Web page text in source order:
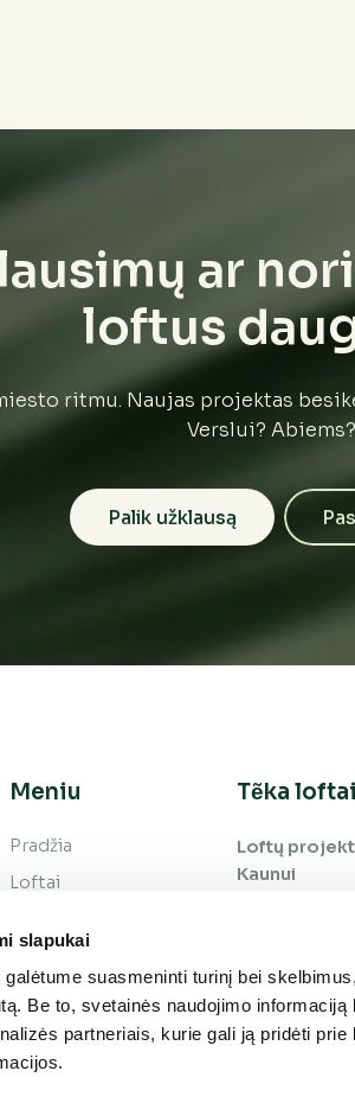
slapukai
suasmeninti turinį bei
Be to, svetainės naudojimo informaciją
partneriais, kurie gali ją pridėti
ar
loftus
ritmu. Naujas projektas
Verslui? Abiems?
Palik užklausą
Meniu
Pradžia
Loftai
Galerija
Apie projektą
Kontaktai
Privatumo politika
Tẽka loftai
Loftų
Kaunui